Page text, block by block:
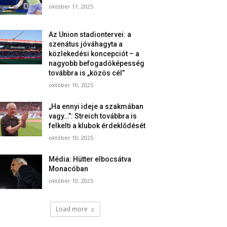
október 11, 2025
Az Union stadiontervei: a
szenátus jóváhagyta a
közlekedési koncepciót – a
nagyobb befogadóképesség
továbbra is „közös cél”
október 10, 2025
„Ha ennyi ideje a szakmában
vagy…”: Streich továbbra is
felkelti a klubok érdeklődését
október 10, 2025
Média: Hütter elbocsátva
Monacóban
október 10, 2025
Load more